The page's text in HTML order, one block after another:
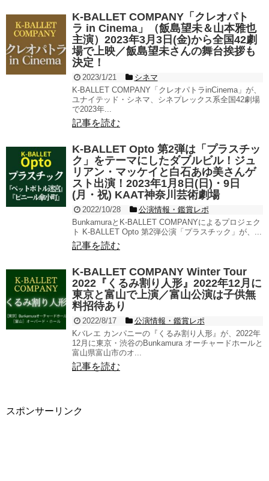
K-BALLET COMPANY「クレオパト
ラ in Cinema」（飯島望未＆山本雅也
主演）2023年3月3日(金)から全国42劇
場で上映／飯島望未さんの舞台挨拶も
決定！
2023/1/21
シネマ
K-BALLET COMPANY「クレオパトラinCinema」が、
ユナイテッド・シネマ、シネプレックス系全国42劇場
で2023年...
記事を読む
K-BALLET Opto 第2弾は「プラスチッ
ク」をテーマにしたダブルビル！ジュ
リアン・マッケイと白石あゆ美さんゲ
スト出演！2023年1月8日(日)・9日
(月・祝) KAAT神奈川芸術劇場
2022/10/28
公演情報・鑑賞レポ
BunkamuraとK-BALLET COMPANYによるプロジェク
ト K-BALLET Opto 第2弾公演「プラスチック」が、...
記事を読む
K-BALLET COMPANY Winter Tour
2022『くるみ割り人形』2022年12月に
東京と富山で上演／富山公演は子供無
料招待あり
2022/8/17
公演情報・鑑賞レポ
Kバレエ カンパニーの『くるみ割り人形』が、2022年
12月に東京・渋谷のBunkamura オーチャードホールと
富山県富山市のオ...
記事を読む
スポンサーリンク